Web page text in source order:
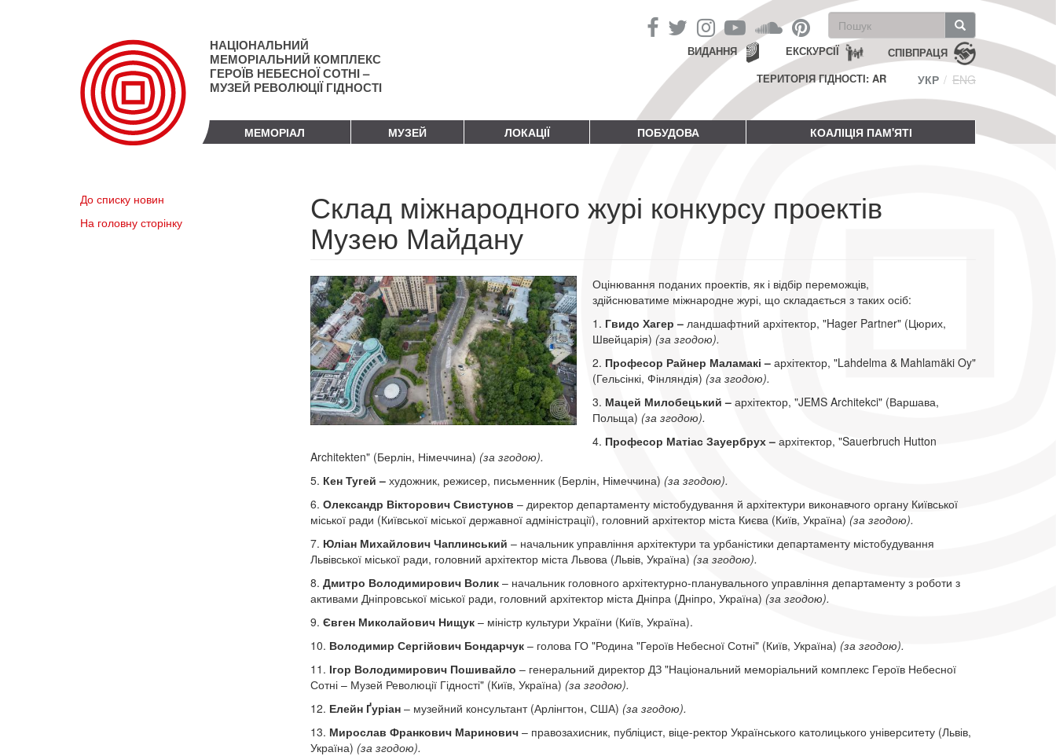
НАЦІОНАЛЬНИЙ
МЕМОРІАЛЬНИЙ КОМПЛЕКС
ГЕРОЇВ НЕБЕСНОЇ СОТНІ –
МУЗЕЙ РЕВОЛЮЦІЇ ГІДНОСТІ
Пошукова
форма
Пошук СПІВПРАЦЯ
ЕКСКУРСІЇ
ВИДАННЯ
ТЕРИТОРІЯ ГІДНОСТІ: AR
УКР ENG
МЕМОРІАЛ МУЗЕЙ ЛОКАЦІЇ ПОБУДОВА КОАЛІЦІЯ ПАМ'ЯТІ
До списку новин
На головну сторінку
Склад міжнародного журі конкурсу проектів
Музею Майдану
Оцінювання поданих проектів, як і відбір переможців,
здійснюватиме міжнародне журі, що складається з таких осіб:
1. Гвидо Хагер – ландшафтний архітектор, "Hager Partner" (Цюрих,
Швейцарія) (за згодою).
2. Професор Райнер Маламакі– архітектор, "Lahdelma & Mahlamäki Oy"
(Гельсінкі, Фінляндія) (за згодою).
3. Мацей Милобецький –архітектор, "JEMS Architekci" (Варшава,
Польща) (за згодою).
4. Професор Матіас Зауербрух– архітектор, "Sauerbruch Hutton
Architekten" (Берлін, Німеччина) (за згодою).
5. Кен Тугей – художник, режисер, письменник (Берлін, Німеччина) (за згодою).
6. Олександр Вікторович Свистунов – директор департаменту містобудування й архітектури виконавчого органу Київської
міської ради (Київської міської державної адміністрації), головний архітектор міста Києва (Київ, Україна) (за згодою).
7. Юліан Михайлович Чаплинський – начальник управління архітектури та урбаністики департаменту містобудування
Львівської міської ради, головний архітектор міста Львова (Львів, Україна) (за згодою).
8. Дмитро Володимирович Волик – начальник головного архітектурно-планувального управління департаменту з роботи з
активами Дніпровської міської ради, головний архітектор міста Дніпра (Дніпро, Україна) (за згодою).
9. Євген Миколайович Нищук – міністр культури України (Київ, Україна).
10. Володимир Сергійович Бондарчук– голова ГО "Родина "Героїв Небесної Сотні" (Київ, Україна) (за згодою).
11. Ігор Володимирович Пошивайло – генеральний директор ДЗ "Національний меморіальний комплекс Героїв Небесної
Сотні – Музей Революції Гідності" (Київ, Україна) (за згодою).
12. Елейн Ґуріан – музейний консультант (Арлінгтон, США) (за згодою).
13. Мирослав Франкович Маринович – правозахисник, публіцист, віце-ректор Українського католицького університету (Львів,
Україна) (за згодою).